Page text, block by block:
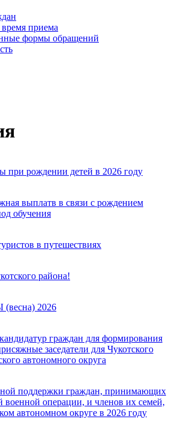
приема
формы обращений
при рождении детей в 2026 году
выплатв в связи с рождением
обучения
в путешествиях
района!
2026
граждан для формирования
заседатели для Чукотского
автономного округа
поддержки граждан, принимающих
военной операции, и членов их семей,
автономном округе в 2026 году